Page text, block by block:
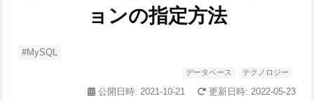
ョンの指定方法
MySQL
データベース テクノロジー
公開日時: 2021-10-21 更新日時: 2022-05-23